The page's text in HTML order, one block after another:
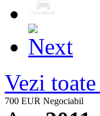
Vezi
700 EUR Negociabil